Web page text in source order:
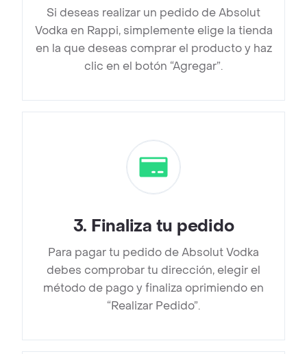
Si deseas realizar un pedido de Absolut
Vodka en Rappi, simplemente elige la tienda
en la que deseas comprar el producto y haz
clic en el botón “Agregar”.
3. Finaliza tu pedido
Para pagar tu pedido de Absolut Vodka
debes comprobar tu dirección, elegir el
método de pago y finaliza oprimiendo en
“Realizar Pedido”.